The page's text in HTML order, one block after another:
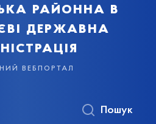
районна в
державна
вебпортал
Пошук